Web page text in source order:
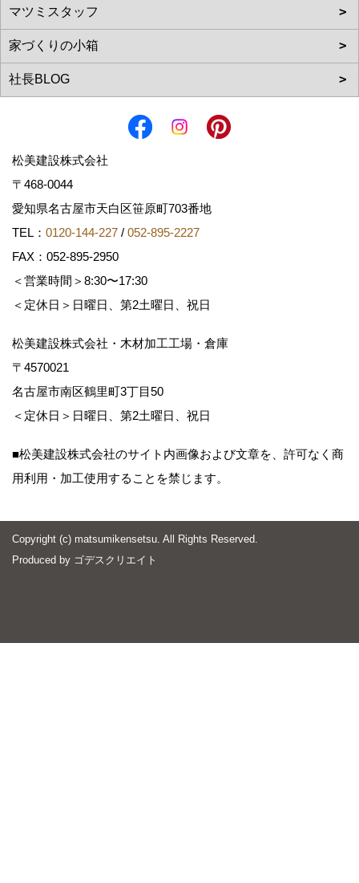
松美建設株式会社
〒468-0044
愛知県名古屋市天白区笹原町703番地
TEL： 0120-144-227 / 052-895-2227
FAX：052-895-2950
＜営業時間＞8:30〜17:30
＜定休日＞日曜日、第2土曜日、祝日
松美建設株式会社・木材加工工場・倉庫
〒4570021
名古屋市南区鶴里町3丁目50
＜定休日＞日曜日、第2土曜日、祝日
■松美建設株式会社のサイト内画像および文章を、許可なく商
用利用・加工使用することを禁じます。
Copyright (c) matsumikensetsu. All Rights Reserved.
Produced by ゴデスクリエイト